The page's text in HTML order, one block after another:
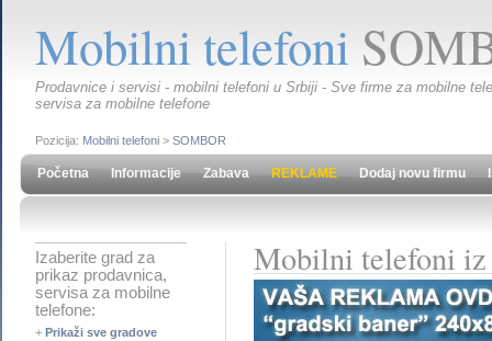
Mobilni telefoni
Prodavnice i servisi - mobilni telefoni u Srbiji - Sve firme za mobilne
servisa za mobilne telefone
Pozicija: Mobilni telefoni > SOMBOR
Početna Informacije Zabava REKLAME Dodaj novu firmu
Izaberite grad za
prikaz prodavnica,
servisa za mobilne
telefone:
+ Prikaži sve gradove
Mobilni telefoni iz